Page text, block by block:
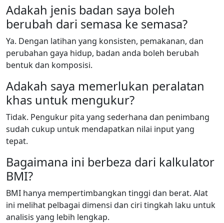
Adakah jenis badan saya boleh
berubah dari semasa ke semasa?
Ya. Dengan latihan yang konsisten, pemakanan, dan
perubahan gaya hidup, badan anda boleh berubah
bentuk dan komposisi.
Adakah saya memerlukan peralatan
khas untuk mengukur?
Tidak. Pengukur pita yang sederhana dan penimbang
sudah cukup untuk mendapatkan nilai input yang
tepat.
Bagaimana ini berbeza dari kalkulator
BMI?
BMI hanya mempertimbangkan tinggi dan berat. Alat
ini melihat pelbagai dimensi dan ciri tingkah laku untuk
analisis yang lebih lengkap.